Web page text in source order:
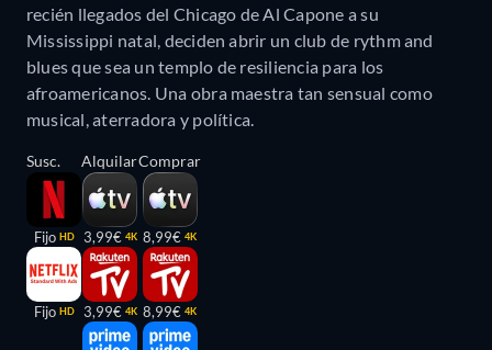
recién llegados del Chicago de Al Capone a su
Mississippi natal, deciden abrir un club de rythm and
blues que sea un templo de resiliencia para los
afroamericanos. Una obra maestra tan sensual como
musical, aterradora y política.
Susc.
Fijo HD
Fijo HD
Alquilar
3,99€ 4K
3,99€ 4K
Comprar
8,99€ 4K
8,99€ 4K